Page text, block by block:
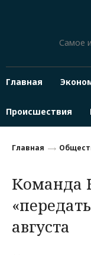
Самое
Главная
Происшествия
Главная
Команда
августа